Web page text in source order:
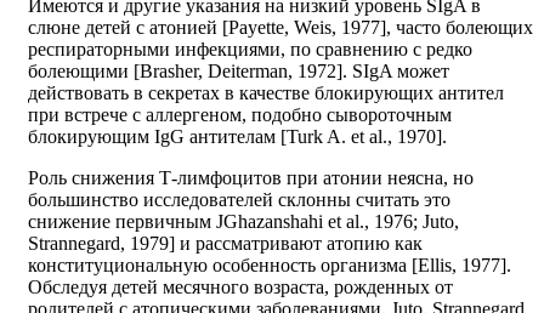
Имеются и другие указания на низкий уровень SIgA в
слюне детей с атонией [Payette, Weis, 1977], часто болеющих
респираторными инфекциями, по сравнению с редко
болеющими [Brasher, Deiterman, 1972]. SIgA может
действовать в секретах в качестве блокирующих антител
при встрече с аллергеном, подобно сывороточным
блокирующим IgG антителам [Turk A. et al., 1970].
Роль снижения Т-лимфоцитов при атонии неясна, но
большинство исследователей склонны считать это
снижение первичным JGhazanshahi et al., 1976; Juto,
Strannegard, 1979] и рассматривают атопию как
конституциональную особенность организма [Ellis, 1977].
Обследуя детей месячного возраста, рожденных от
родителей с атопическими заболеваниями, Juto, Strannegard